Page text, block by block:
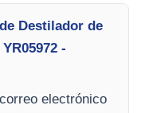
Destilador de
-
electrónico